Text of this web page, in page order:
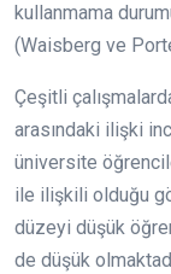
kullanmama
(Waisberg ve
Çeşitli
arasındaki ilişki
üniversite
ile ilişkili olduğu
düzeyi düşük
de düşük